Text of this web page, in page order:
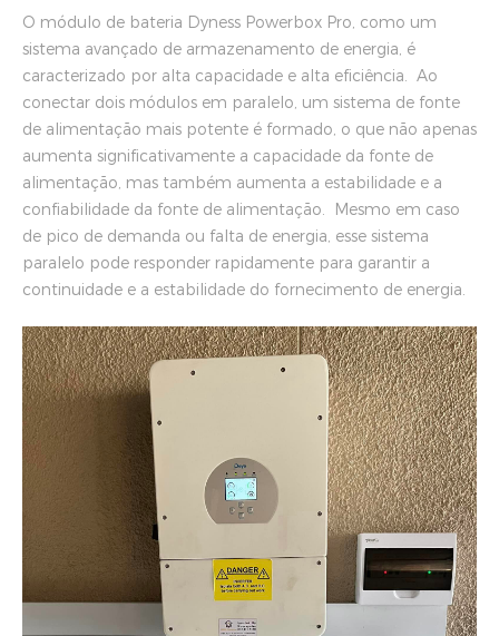
O módulo de bateria Dyness Powerbox Pro, como um
sistema avançado de armazenamento de energia, é
caracterizado por alta capacidade e alta eficiência. Ao
conectar dois módulos em paralelo, um sistema de fonte
de alimentação mais potente é formado, o que não apenas
aumenta significativamente a capacidade da fonte de
alimentação, mas também aumenta a estabilidade e a
confiabilidade da fonte de alimentação. Mesmo em caso
de pico de demanda ou falta de energia, esse sistema
paralelo pode responder rapidamente para garantir a
continuidade e a estabilidade do fornecimento de energia.